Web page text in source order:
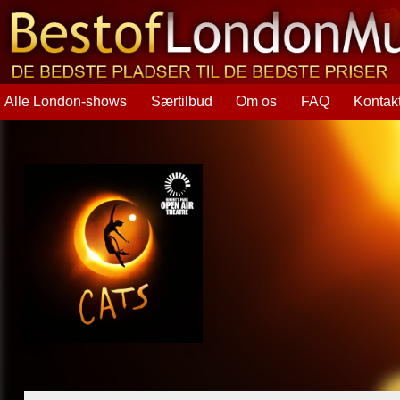
Alle London-shows Særtilbud Om os FAQ